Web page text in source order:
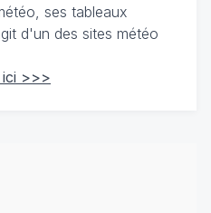
ses tableaux
d'un des sites météo
>>>